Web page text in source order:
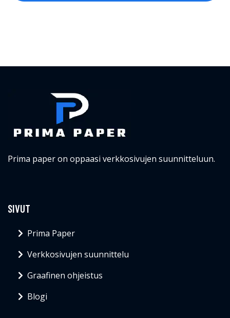
Prima paper on oppaasi verkkosivujen suunnitteluun.
SIVUT
Prima Paper
Verkkosivujen suunnittelu
Graafinen ohjeistus
Blogi